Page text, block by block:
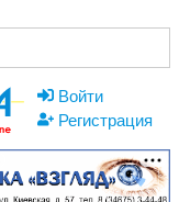
Войти
Регистрация